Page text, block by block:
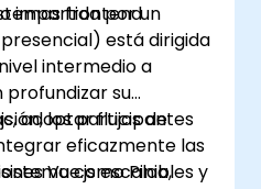
frontend
impartida por un
está dirigida
intermedio a
profundizar su
adoptar flujos de
eficazmente las
como Pinia,
los participantes
Vue.js escalables y